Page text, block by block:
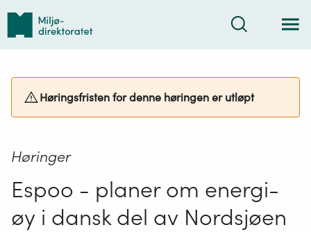
Tilbake
forsiden
Søk
Høringsfristen for denne høringen er utløpt
Høringer
Espoo - planer om energi-
øy i dansk del av Nordsjøen